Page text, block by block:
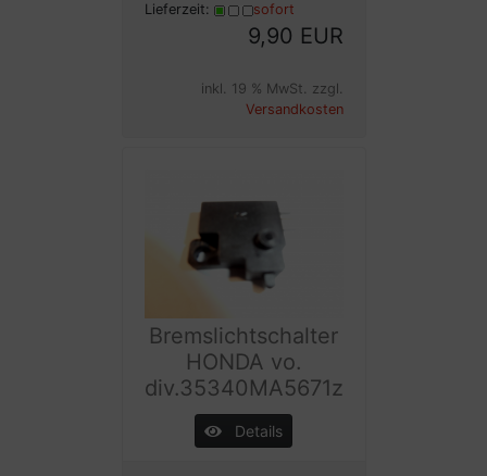
Lieferzeit: sofort
9,90 EUR
inkl. 19 % MwSt. zzgl.
Versandkosten
Bremslichtschalter
HONDA vo.
div.35340MA5671z
Details